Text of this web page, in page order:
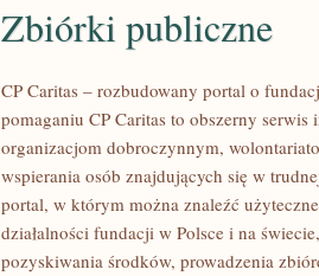
Zbiórki publiczne
CP Caritas – rozbudowany portal o
pomaganiu CP Caritas to obszerny
organizacjom dobroczynnym,
wspierania osób znajdujących się w
portal, w którym można znaleźć
działalności fundacji w Polsce i na
pozyskiwania środków, prowadzenia